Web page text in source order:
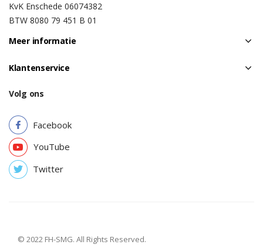
KvK Enschede 06074382
BTW 8080 79 451 B 01
Meer informatie
Klantenservice
Volg ons
Facebook
YouTube
Twitter
© 2022 FH-SMG. All Rights Reserved.